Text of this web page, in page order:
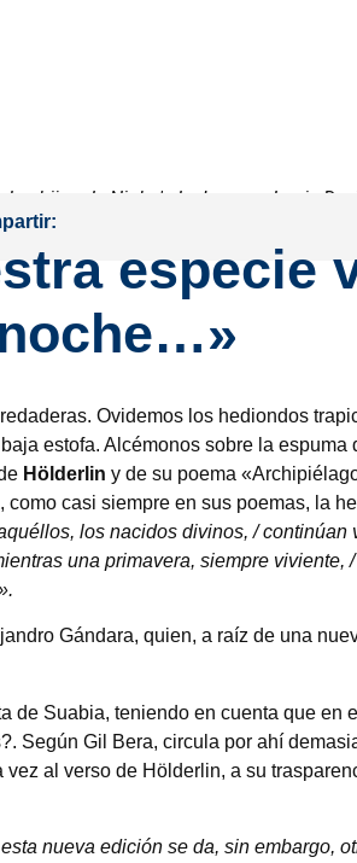
los hijos de Niobe', de Jacques-Louis
especie
noche…»
Ovidemos los hediondos
estofa. Alcémonos sobre la espuma
Hölderlin y de su poema
casi siempre en sus poemas, la
los nacidos divinos, / continúan
una primavera, siempre viviente,
Gándara, quien, a raíz de una
de Suabia, teniendo en cuenta que en
Según Gil Bera, circula por ahí
vez al verso de Hölderlin, a su
nueva edición se da, sin embargo,